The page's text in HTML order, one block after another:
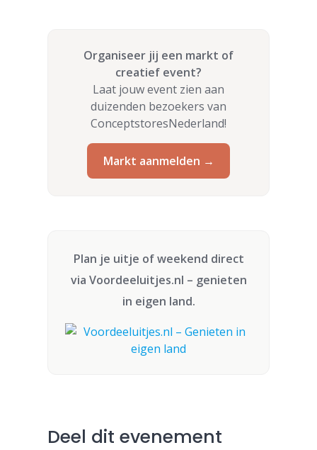
Organiseer jij een markt of
creatief event?
Laat jouw event zien aan
duizenden bezoekers van
ConceptstoresNederland!
Markt aanmelden →
Plan je uitje of weekend direct
via Voordeeluitjes.nl – genieten
in eigen land.
Deel dit evenement